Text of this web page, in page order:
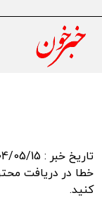
certificate in
certificate chain
تاریخ خبر : 1404/05/15 - 23:32:04
خطا در دریافت
کنید.